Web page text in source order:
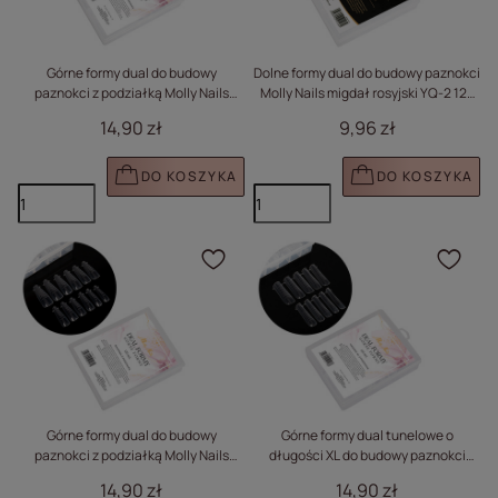
Górne formy dual do budowy
paznokci z podziałką Molly Nails
14,90 zł
DO KOSZYKA
Dolne formy dual do budowy paznokci
Molly Nails migdał rosyjski YQ-2 120
9,96 zł
DO KOSZYKA
Górne formy dual do budowy
paznokci z podziałką Molly Nails
14,90 zł
Kliknij, aby dodać
Górne formy dual tunelowe o
długości XL do budowy paznokci
14,90 zł